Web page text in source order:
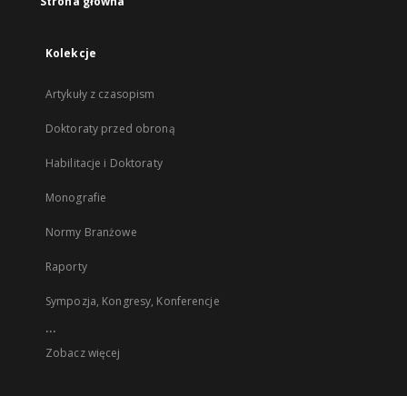
Kolekcje
Artykuły z czasopism
Doktoraty przed obroną
Habilitacje i Doktoraty
Monografie
Normy Branżowe
Raporty
Sympozja, Kongresy, Konferencje
...
Zobacz więcej